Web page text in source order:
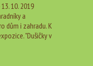
10. 2019
a
dům i zahradu. K
"Dušičky v